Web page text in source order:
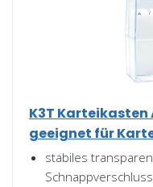
K3T Karteikasten
geeignet für
stabiles
Schnappverschluss